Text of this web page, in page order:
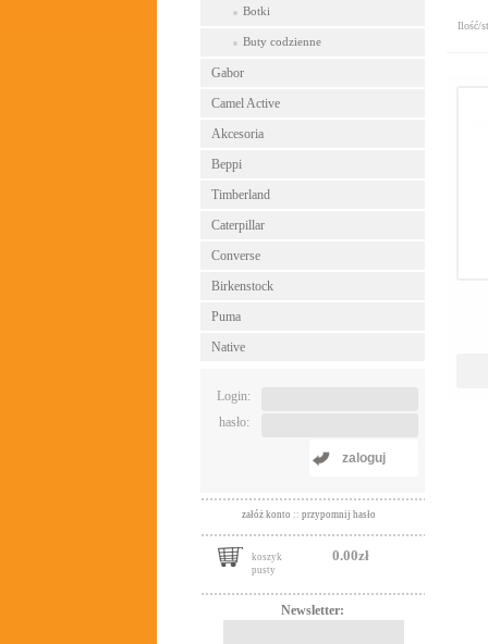
Botki
Buty codzienne
Gabor
Camel Active
Akcesoria
Beppi
Timberland
Caterpillar
Converse
Birkenstock
Puma
Native
Login:
hasło:
zaloguj
załóż konto ::przypomnij hasło
koszyk
pusty
0.00zł
Newsletter:
Ilość/